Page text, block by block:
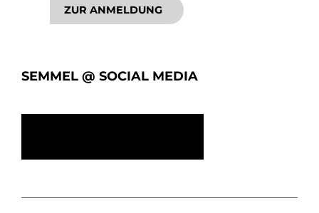
ZUR ANMELDUNG
SEMMEL @ SOCIAL MEDIA